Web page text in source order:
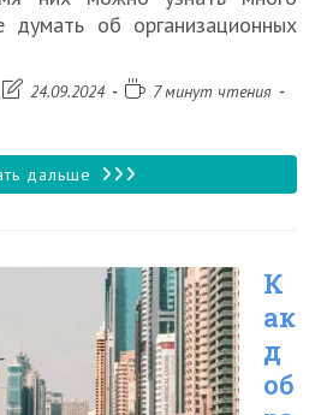
думать об организационных
Запись24.09.2024
Время7 минут чтения
дальше Как
Перми
до
Екатеринбурга
в
К
ак
д
об